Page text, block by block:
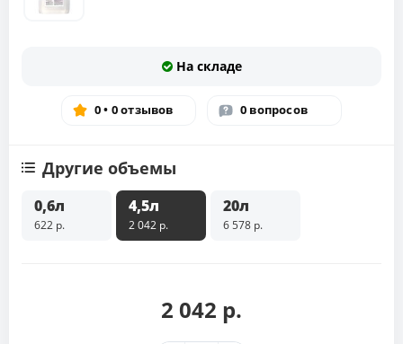
На складе
0 • 0 отзывов 0 вопросов
Другие объемы
0,6л
622 р.
4,5л
2 042 р.
20л
6 578 р.
2 042 р.